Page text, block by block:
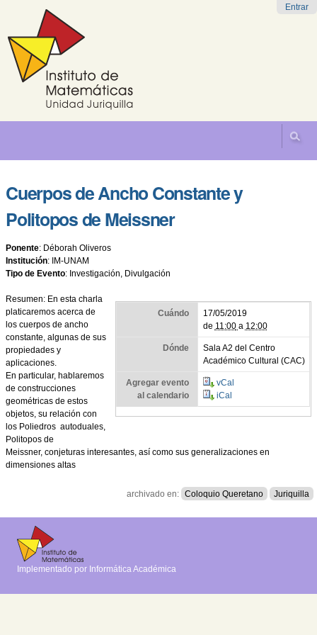
Saltar
navegación
Entrar
Cuerpos de Ancho Constante y
Politopos de Meissner
Ponente: Déborah Oliveros
Institución: IM-UNAM
Tipo de Evento: Investigación, Divulgación
Cuándo
17/05/2019
de 11:00 a 12:00
Dónde
Sala A2 del Centro
Académico Cultural (CAC)
Agregar evento
al calendario
vCal
iCal
Resumen: En esta charla
platicaremos acerca de
los cuerpos de ancho
constante, algunas de sus
propiedades y
aplicaciones.
En particular, hablaremos
de construcciones
geométricas de estos
objetos, su relación con
los Poliedros autoduales,
Politopos de
Meissner, conjeturas interesantes, así como sus generalizaciones en
dimensiones altas
archivado en: Coloquio Queretano Juriquilla
Implementado por Informática Académica